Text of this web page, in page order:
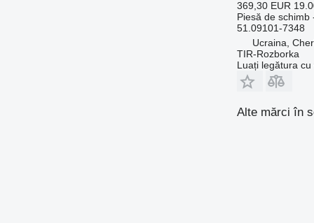
369,30 EUR
Piesă de
51.09101-7348
Ucraina,
TIR-Rozborka
Luați legătura
Alte mărci în